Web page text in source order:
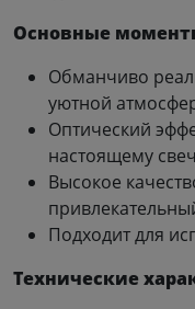
Основные
Обманчиво
уютной
Оптический
настоящему
Высокое
Подходит для
Технические